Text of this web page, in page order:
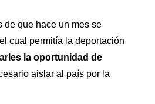
de que hace un mes se
cual permitía la deportación
la oportunidad de
aislar al país por la